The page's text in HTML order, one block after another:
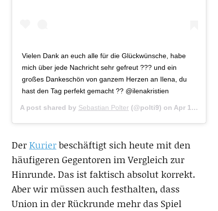
Vielen Dank an euch alle für die Glückwünsche, habe
mich über jede Nachricht sehr gefreut ??? und ein
großes Dankeschön von ganzem Herzen an Ilena, du
hast den Tag perfekt gemacht ?? @ilenakristien
A post shared by Sebastian Polter (@polti9) on Apr 1, 2019 at 1:55pm PDT
DerKurierbeschäftigt sich heute mit den
häufigeren Gegentoren im Vergleich zur
Hinrunde. Das ist faktisch absolut korrekt.
Aber wir müssen auch festhalten, dass
Union in der Rückrunde mehr das Spiel